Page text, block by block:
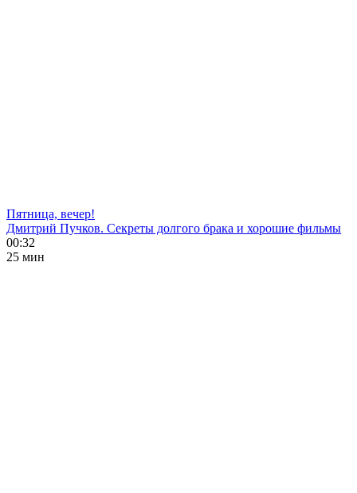
Пятница, вечер!
Дмитрий Пучков. Секреты долгого брака и хорошие фильмы
00:32
25 мин